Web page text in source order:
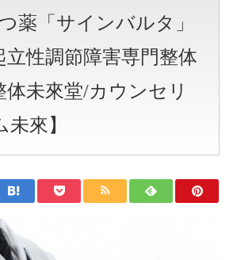
薬「サインバルタ」
性調節障害専門整体
未來堂/カウンセリ
來】